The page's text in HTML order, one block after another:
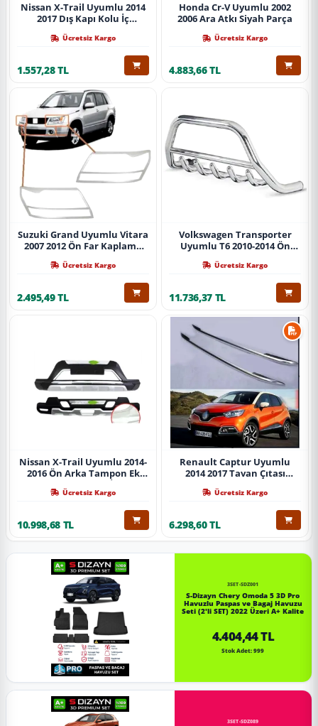
Nissan X-Trail Uyumlu 2014
2017 Dış Kapı Kolu İç
Ücretsiz Kargo
1.557,28 TL
Honda Cr-V Uyumlu 2002
2006 Ara Atkı Siyah Parça
Ücretsiz Kargo
4.883,66 TL
Suzuki Grand Uyumlu Vitara
2007 2012 Ön Far Kaplama
Ücretsiz Kargo
2.495,49 TL
Volkswagen Transporter
Uyumlu T6 2010-2014 Ön
Çelik Krom
Ücretsiz Kargo
11.736,37 TL
Nissan X-Trail Uyumlu 2014-
2016 Ön Arka Tampon Ek
Koruma Difüzör İthal
Ücretsiz Kargo
10.998,68 TL
Renault Captur Uyumlu
2014 2017 Tavan Çıtası
Ücretsiz Kargo
6.298,60 TL
3SET-SDZ001
S-Dizayn Chery Omoda 5 3D Pro
Havuzlu Paspas ve Bagaj Havuzu
Seti (2'li SET) 2022 Üzeri A+ Kalite
4.404,44 TL
Stok Adet: 999
3SET-SDZ089